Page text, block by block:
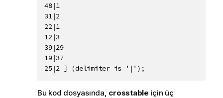
48|1
31|2
22|1
12|3
39|29
19|37
25|2 ] (delimiter is '|');
Bu kod dosyasında, crosstable için üç